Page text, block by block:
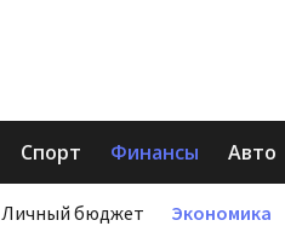
Спорт Финансы Авто
Личный бюджет Экономика